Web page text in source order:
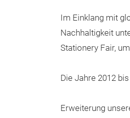
Im Einklang mit
Nachhaltigkeit
Stationery Fair,
Die Jahre 2012
Erweiterung